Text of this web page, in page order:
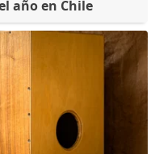
año en Chile